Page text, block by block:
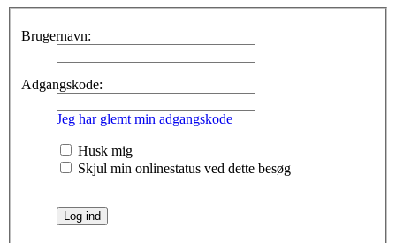
Brugernavn:
Adgangskode:
Jeg har glemt min adgangskode
Husk mig
Skjul min onlinestatus ved dette besøg